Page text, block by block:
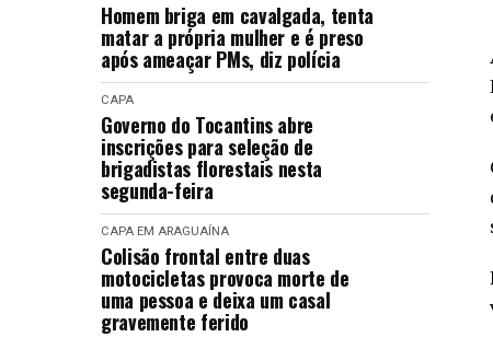
Homem briga em cavalgada, tenta
matar a própria mulher e é preso
após ameaçar PMs, diz polícia
CAPA
Governo do Tocantins abre
inscrições para seleção de
brigadistas florestais nesta
segunda-feira
CAPA EM ARAGUAÍNA
Colisão frontal entre duas
motocicletas provoca morte de
uma pessoa e deixa um casal
gravemente ferido